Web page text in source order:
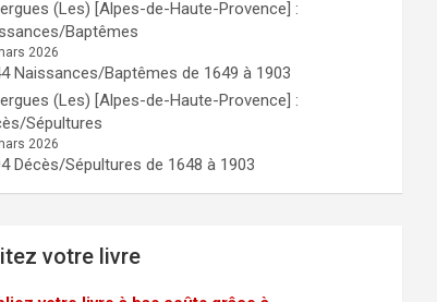
(Les) [Alpes-de-Haute-Provence] :
Baptêmes
2026
Naissances/Baptêmes de 1649 à 1903
(Les) [Alpes-de-Haute-Provence] :
Sépultures
2026
Décès/Sépultures de 1648 à 1903
votre livre